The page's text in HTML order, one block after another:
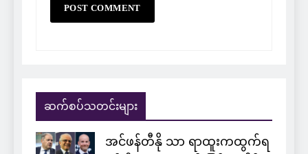
ဆက်စပ်သတင်းများ
အင်ဖန်တီနို သာ ရာထူးကထွက်ရ